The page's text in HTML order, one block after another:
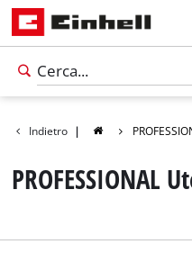
Indietro |
PROFESSIONAL